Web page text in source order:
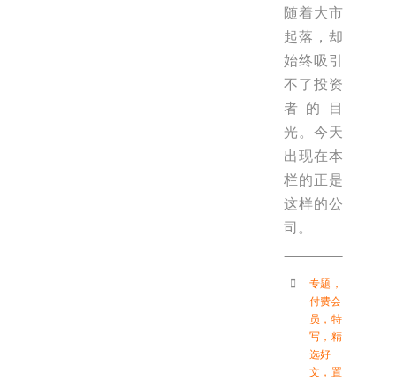
随着大市
起落，却
始终吸引
不了投资
者的目
光。今天
出现在本
栏的正是
这样的公
司。
专题 ，
付费会
员 ， 特
写 ， 精
选好
文 ， 置